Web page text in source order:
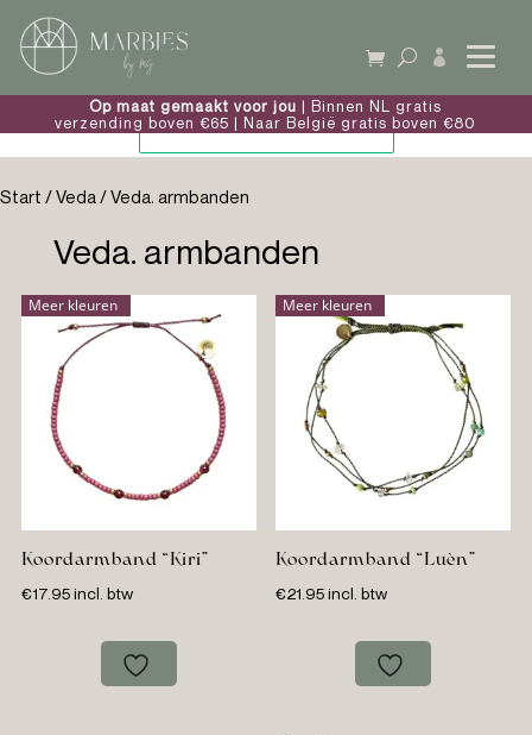

Op maat gemaakt voor jou | Binnen NL gratis
verzending boven €65 | Naar België gratis boven €80
Start /Veda/ Veda. armbanden
Veda. armbanden
Meer kleuren
Koordarmband “Kiri”
€17.95incl. btw
Meer kleuren
Koordarmband “Luèn”
€21.95incl. btw